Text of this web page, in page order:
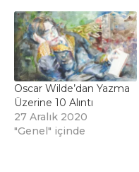
Oscar Wilde’dan Yazma
Üzerine 10 Alıntı
27 Aralık 2020
"Genel" içinde